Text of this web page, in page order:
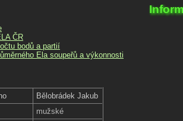
ČR
bodů a partií
Ela soupeřů a výkonnosti
Bělobrádek Jakub
mužské